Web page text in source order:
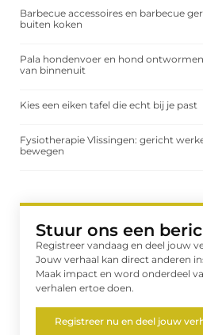
Barbecue accessoires en barbecue
buiten koken
Pala hondenvoer en hond
van binnenuit
Kies een eiken tafel die echt bij je past
Fysiotherapie Vlissingen: gericht
bewegen
Stuur ons een
Registreer vandaag en deel jouw
Jouw verhaal kan direct anderen
Maak impact en word onderdeel
verhalen ertoe doen.
Registreer nu en deel jouw